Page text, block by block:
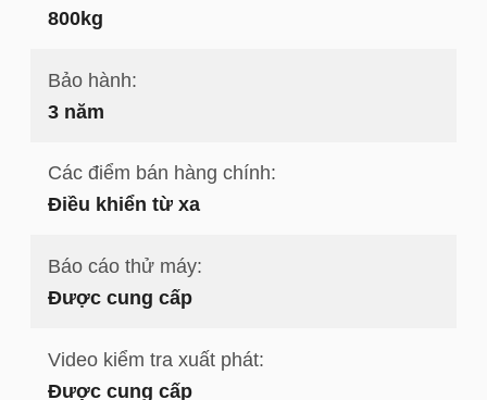
800kg
Bảo hành:
3 năm
Các điểm bán hàng chính:
Điều khiển từ xa
Báo cáo thử máy:
Được cung cấp
Video kiểm tra xuất phát:
Được cung cấp